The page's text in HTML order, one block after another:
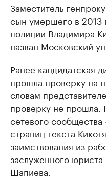
Заместитель
сын умершего в 2013
полиции Владимира
назван Московский
Ранее кандидатская
прошла проверку на
словам
проверку не прошла.
сетевого
страниц текста
заимствования из
заслуженного
Шапиева.